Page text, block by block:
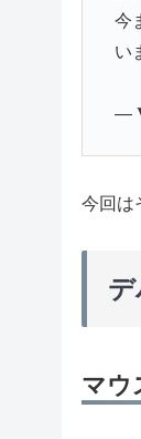
今
い
—
今回は
マウ